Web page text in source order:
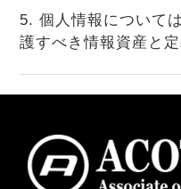
5. 個人情報について
護すべき情報資産と